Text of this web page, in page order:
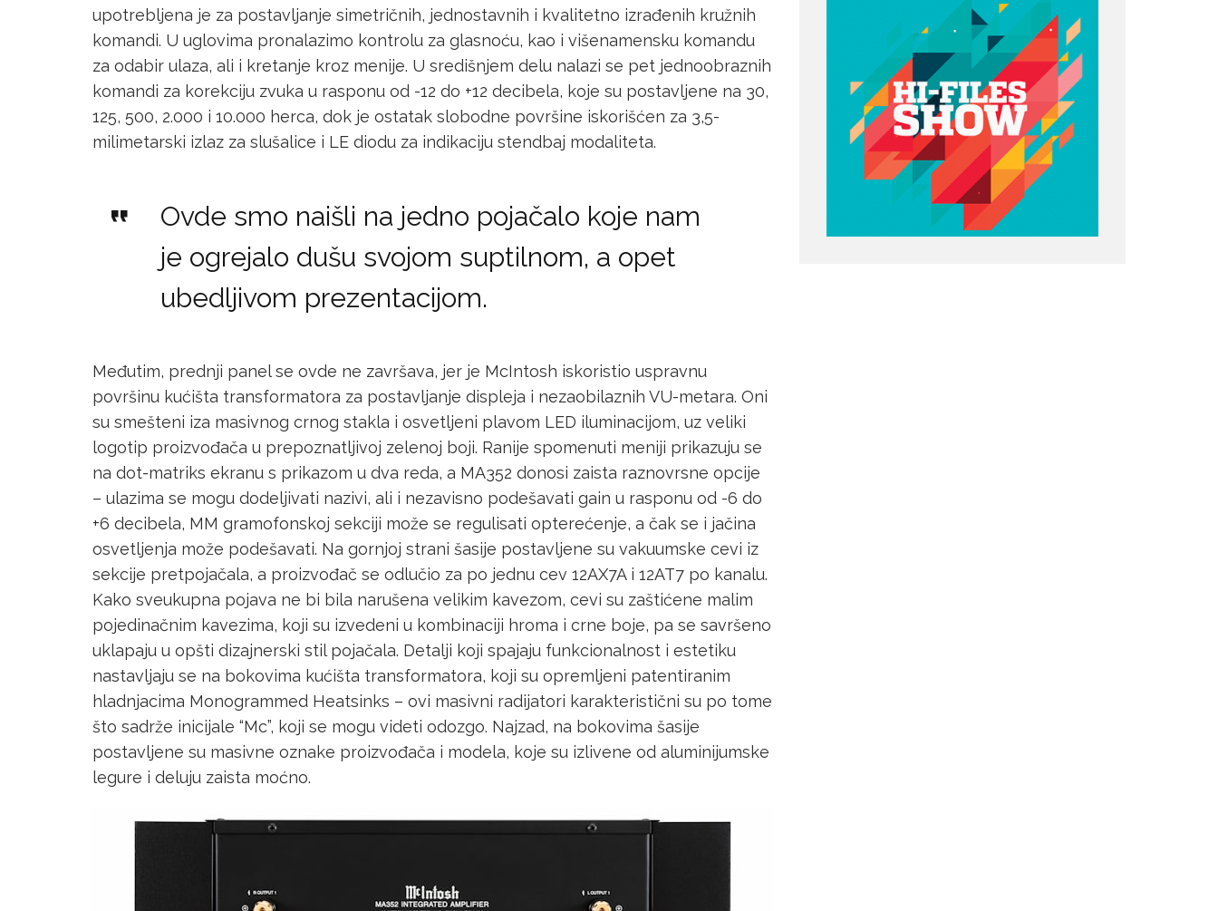
upotrebljena je za postavljanje simetričnih, jednostavnih i kvalitetno izrađenih kružnih
komandi. U uglovima pronalazimo kontrolu za glasnoću, kao i višenamensku komandu
za odabir ulaza, ali i kretanje kroz menije. U središnjem delu nalazi se pet jednoobraznih
komandi za korekciju zvuka u rasponu od -12 do +12 decibela, koje su postavljene na 30,
125, 500, 2.000 i 10.000 herca, dok je ostatak slobodne površine iskorišćen za 3,5-
milimetarski izlaz za slušalice i LE diodu za indikaciju stendbaj modaliteta.
Ovde smo naišli na jedno pojačalo koje nam
je ogrejalo dušu svojom suptilnom, a opet
ubedljivom prezentacijom.
Međutim, prednji panel se ovde ne završava, jer je McIntosh iskoristio uspravnu
površinu kućišta transformatora za postavljanje displeja i nezaobilaznih VU-metara. Oni
su smešteni iza masivnog crnog stakla i osvetljeni plavom LED iluminacijom, uz veliki
logotip proizvođača u prepoznatljivoj zelenoj boji. Ranije spomenuti meniji prikazuju se
na dot-matriks ekranu s prikazom u dva reda, a MA352 donosi zaista raznovrsne opcije
– ulazima se mogu dodeljivati nazivi, ali i nezavisno podešavati gain u rasponu od -6 do
+6 decibela, MM gramofonskoj sekciji može se regulisati opterećenje, a čak se i jačina
osvetljenja može podešavati. Na gornjoj strani šasije postavljene su vakuumske cevi iz
sekcije pretpojačala, a proizvođač se odlučio za po jednu cev 12AX7A i 12AT7 po kanalu.
Kako sveukupna pojava ne bi bila narušena velikim kavezom, cevi su zaštićene malim
pojedinačnim kavezima, koji su izvedeni u kombinaciji hroma i crne boje, pa se savršeno
uklapaju u opšti dizajnerski stil pojačala. Detalji koji spajaju funkcionalnost i estetiku
nastavljaju se na bokovima kućišta transformatora, koji su opremljeni patentiranim
hladnjacima Monogrammed Heatsinks – ovi masivni radijatori karakteristični su po tome
što sadrže inicijale “Mc”, koji se mogu videti odozgo. Najzad, na bokovima šasije
postavljene su masivne oznake proizvođača i modela, koje su izlivene od aluminijumske
legure i deluju zaista moćno.